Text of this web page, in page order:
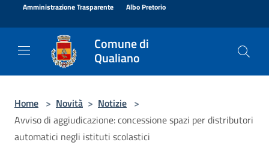
Amministrazione Trasparente Albo Pretorio
Comune di
Qualiano
Home > Novità > Notizie >
Avviso di aggiudicazione: concessione spazi per distributori
automatici negli istituti scolastici